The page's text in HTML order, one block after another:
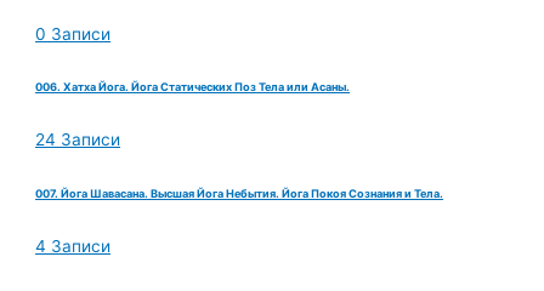
0 Записи
006. Хатха Йога. Йога Статических Поз Тела или Асаны.
24 Записи
007. Йога Шавасана. Высшая Йога Небытия. Йога Покоя Сознания и Тела.
4 Записи